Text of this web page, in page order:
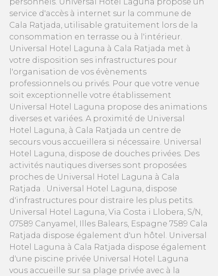
service d'accès à internet sur la commune de
Cala Ratjada, utilisable gratuitement lors de la
consommation en terrasse ou à l'intérieur.
Universal Hotel Laguna à Cala Ratjada met à
votre disposition ses infrastructures pour
l'organisation de vos évènements
professionnels ou privés. Pour que votre venue
soit exceptionnelle votre établissement
Universal Hotel Laguna propose des animations
diverses et variées. A proximité de Universal
Hotel Laguna, à Cala Ratjada un centre de
secours vous accueillera si nécessaire. Universal
Hotel Laguna, dispose de douches privées. Des
activités nautiques diverses sont proposées
proches de Universal Hotel Laguna à Cala
Ratjada . Universal Hotel Laguna, dispose
d'infrastructures pour distraire les plus petits.
Universal Hotel Laguna, Via Costa i Llobera, S/N,
07589 Canyamel, Illes Balears, Espagne 7589 Cala
Ratjada dispose également d'un hôtel. Universal
Hotel Laguna à Cala Ratjada dispose également
d'une piscine privée Universal Hotel Laguna
vous accueille sur sa plage privée avec à la